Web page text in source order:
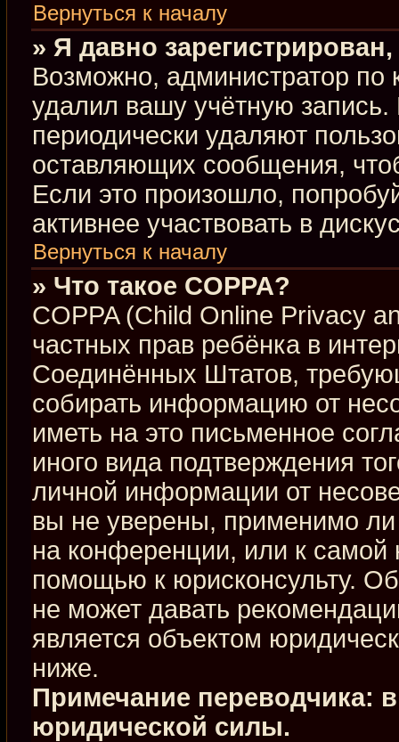
Вернуться к началу
» Я давно
Возможно, администратор по
удалил вашу учётную
периодически удаляют
оставляющих сообщения,
Если это произошло,
активнее участвовать в
Вернуться к началу
» Что такое COPPA?
COPPA (Child Online Privacy
частных прав ребёнка в
Соединённых Штатов,
собирать информацию от
иметь на это письменное
иного вида подтверждения
личной информации от
вы не уверены, применимо
на конференции, или к самой
помощью к юрисконсульту.
не может давать
является объектом
ниже.
Примечание переводчика:
юридической силы.